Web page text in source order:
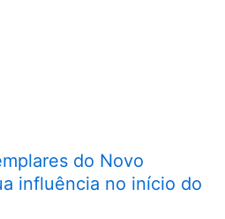
do Novo
influência no início do